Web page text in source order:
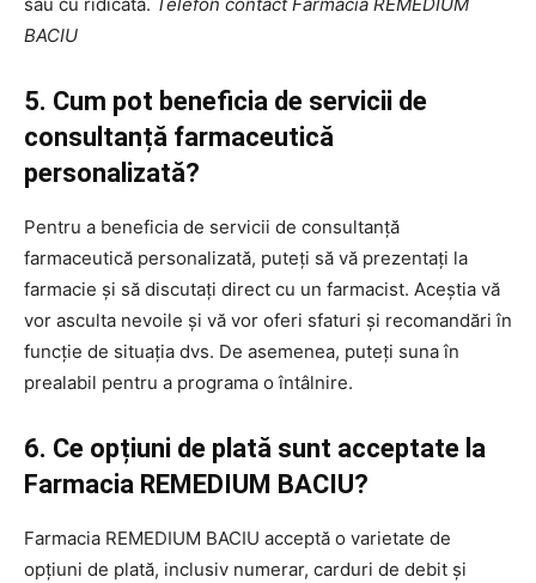
BACIU
5. Cum pot beneficia de servicii de
consultanță farmaceutică
personalizată?
Pentru a beneficia de servicii de consultanță
farmaceutică personalizată, puteți să vă prezentați la
farmacie și să discutați direct cu un farmacist. Aceștia vă
vor asculta nevoile și vă vor oferi sfaturi și recomandări în
funcție de situația dvs. De asemenea, puteți suna în
prealabil pentru a programa o întâlnire.
6. Ce opțiuni de plată sunt acceptate la
Farmacia REMEDIUM BACIU?
Farmacia REMEDIUM BACIU acceptă o varietate de
opțiuni de plată, inclusiv numerar, carduri de debit și